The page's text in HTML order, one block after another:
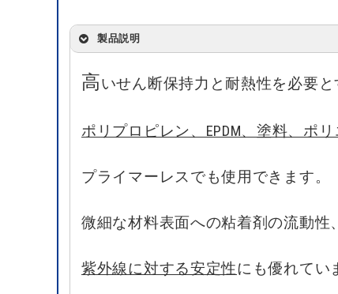
製品説明
高いせん断保持力と耐熱性を必要
ポリプロピレン、EPDM、塗料、ポ
プライマーレスでも使用できます。
微細な材料表面への粘着剤の流動
紫外線に対する安定性にも優れてい